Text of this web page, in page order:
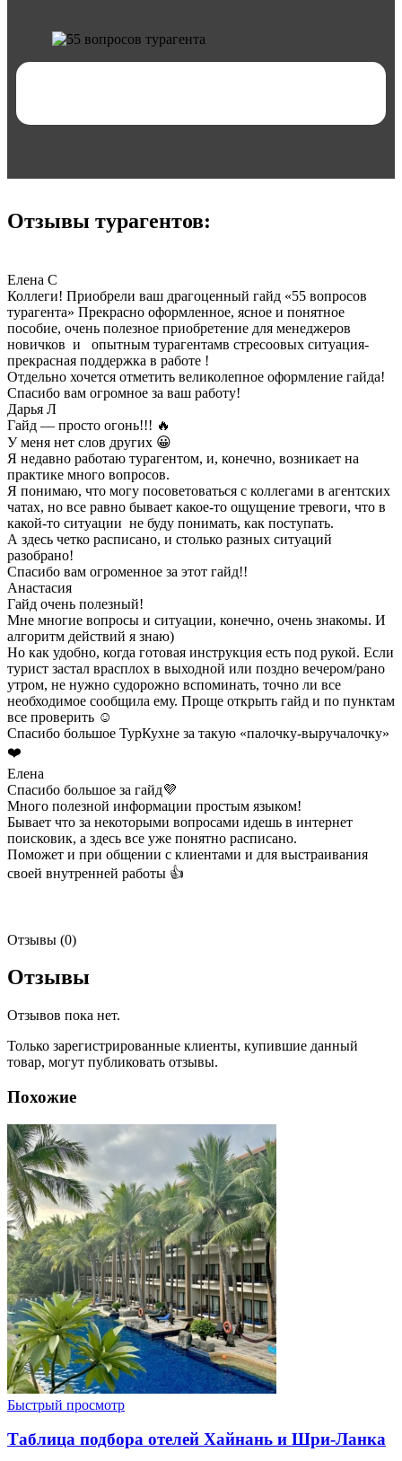
Отзывы турагентов:
Елена С
Коллеги! Приобрели ваш драгоценный гайд «55 вопросов
турагента» Прекрасно оформленное, ясное и понятное
пособие, очень полезное приобретение для менеджеров
новичков и опытным турагентамв стресоовых ситуация-
прекрасная поддержка в работе !
Отдельно хочется отметить великолепное оформление гайда!
Спасибо вам огромное за ваш работу!
Дарья Л
Гайд — просто огонь!!! 🔥
У меня нет слов других 😀
Я недавно работаю турагентом, и, конечно, возникает на
практике много вопросов.
Я понимаю, что могу посоветоваться с коллегами в агентских
чатах, но все равно бывает какое-то ощущение тревоги, что в
какой-то ситуации не буду понимать, как поступать.
А здесь четко расписано, и столько разных ситуаций
разобрано!
Спасибо вам огроменное за этот гайд!!
Анастасия
Гайд очень полезный!
Мне многие вопросы и ситуации, конечно, очень знакомы. И
алгоритм действий я знаю)
Но как удобно, когда готовая инструкция есть под рукой. Если
турист застал врасплох в выходной или поздно вечером/рано
утром, не нужно судорожно вспоминать, точно ли все
необходимое сообщила ему. Проще открыть гайд и по пунктам
все проверить ☺️
Спасибо большое ТурКухне за такую «палочку-выручалочку»
❤️
Елена
Спасибо большое за гайд💜
Много полезной информации простым языком!
Бывает что за некоторыми вопросами идешь в интернет
поисковик, а здесь все уже понятно расписано.
Поможет и при общении с клиентами и для выстраивания
своей внутренней работы 👍
Отзывы (0)
Отзывы
Отзывов пока нет.
Только зарегистрированные клиенты, купившие данный
товар, могут публиковать отзывы.
Похожие
Быстрый просмотр
Таблица подбора отелей Хайнань и Шри-Ланка